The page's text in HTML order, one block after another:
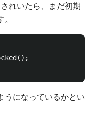
れいたら、まだ初期
うになっているかとい